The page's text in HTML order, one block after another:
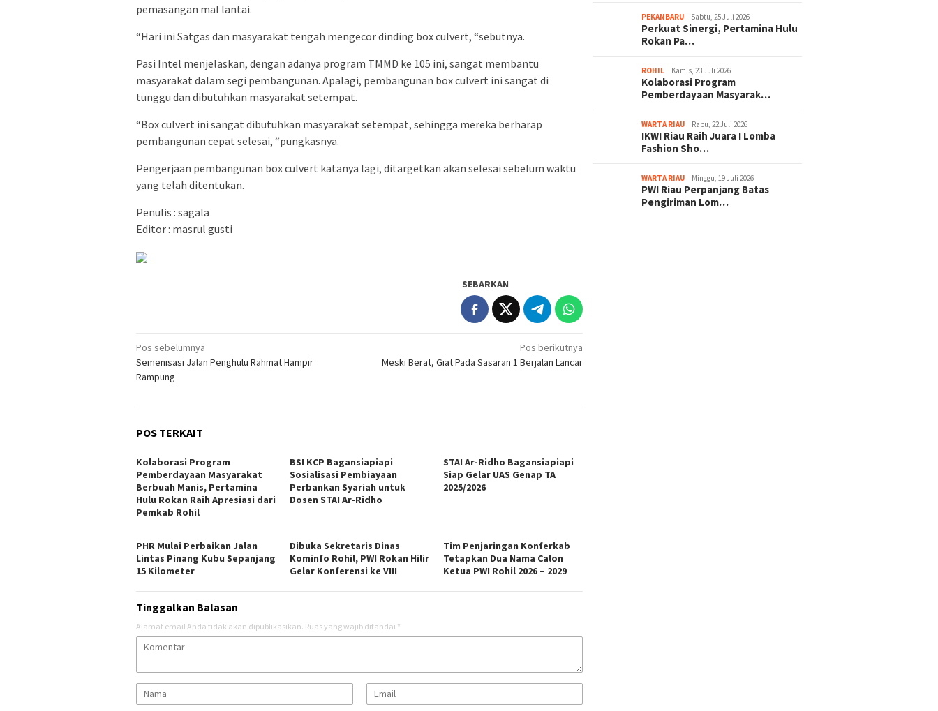
pemasangan mal lantai.
“Hari ini Satgas dan masyarakat tengah mengecor dinding box culvert, “sebutnya.
Pasi Intel menjelaskan, dengan adanya program TMMD ke 105 ini, sangat membantu
masyarakat dalam segi pembangunan. Apalagi, pembangunan box culvert ini sangat di
tunggu dan dibutuhkan masyarakat setempat.
“Box culvert ini sangat dibutuhkan masyarakat setempat, sehingga mereka berharap
pembangunan cepat selesai, “pungkasnya.
Pengerjaan pembangunan box culvert katanya lagi, ditargetkan akan selesai sebelum waktu
yang telah ditentukan.
Penulis : sagala
Editor : masrul gusti
SEBARKAN
Navigasi
pos
Pos sebelumnya
Semenisasi Jalan Penghulu Rahmat Hampir
Rampung
Pos berikutnya
Meski Berat, Giat Pada Sasaran 1 Berjalan Lancar
POS TERKAIT
Kolaborasi Program
Pemberdayaan Masyarakat
Berbuah Manis, Pertamina
Hulu Rokan Raih Apresiasi dari
Pemkab Rohil
BSI KCP Bagansiapiapi
Sosialisasi Pembiayaan
Perbankan Syariah untuk
Dosen STAI Ar-Ridho
STAI Ar-Ridho Bagansiapiapi
Siap Gelar UAS Genap TA
2025/2026
PHR Mulai Perbaikan Jalan
Lintas Pinang Kubu Sepanjang
15 Kilometer
Dibuka Sekretaris Dinas
Kominfo Rohil, PWI Rokan Hilir
Gelar Konferensi ke VIII
Tim Penjaringan Konferkab
Tetapkan Dua Nama Calon
Ketua PWI Rohil 2026 – 2029
Tinggalkan Balasan
Alamat email Anda tidak akan dipublikasikan. Ruas yang wajib ditandai *
PEKANBARU Sabtu, 25 Juli 2026
Perkuat Sinergi, Pertamina Hulu
Rokan Pa…
ROHIL Kamis, 23 Juli 2026
Kolaborasi Program
Pemberdayaan Masyarak…
WARTA RIAU Rabu, 22 Juli 2026
IKWI Riau Raih Juara I Lomba
Fashion Sho…
WARTA RIAU Minggu, 19 Juli 2026
PWI Riau Perpanjang Batas
Pengiriman Lom…